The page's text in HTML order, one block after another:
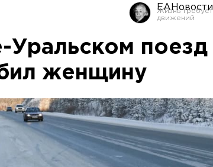
ЕАНовости
Уральском поезд
женщину